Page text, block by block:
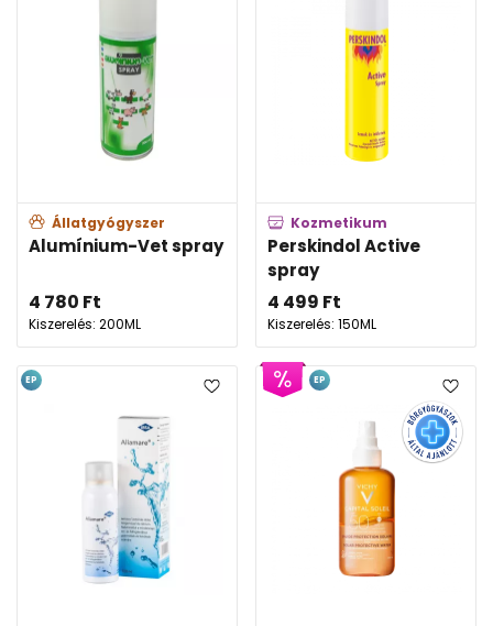
Állatgyógyszer
Alumínium-Vet spray
4 780 Ft
Kiszerelés: 200ML
Kozmetikum
Perskindol Active
spray
4 499 Ft
Kiszerelés: 150ML
EP EP